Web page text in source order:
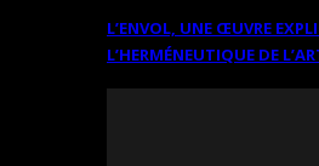
L’ENVOL, UNE ŒUVRE
L’HERMÉNEUTIQUE DE